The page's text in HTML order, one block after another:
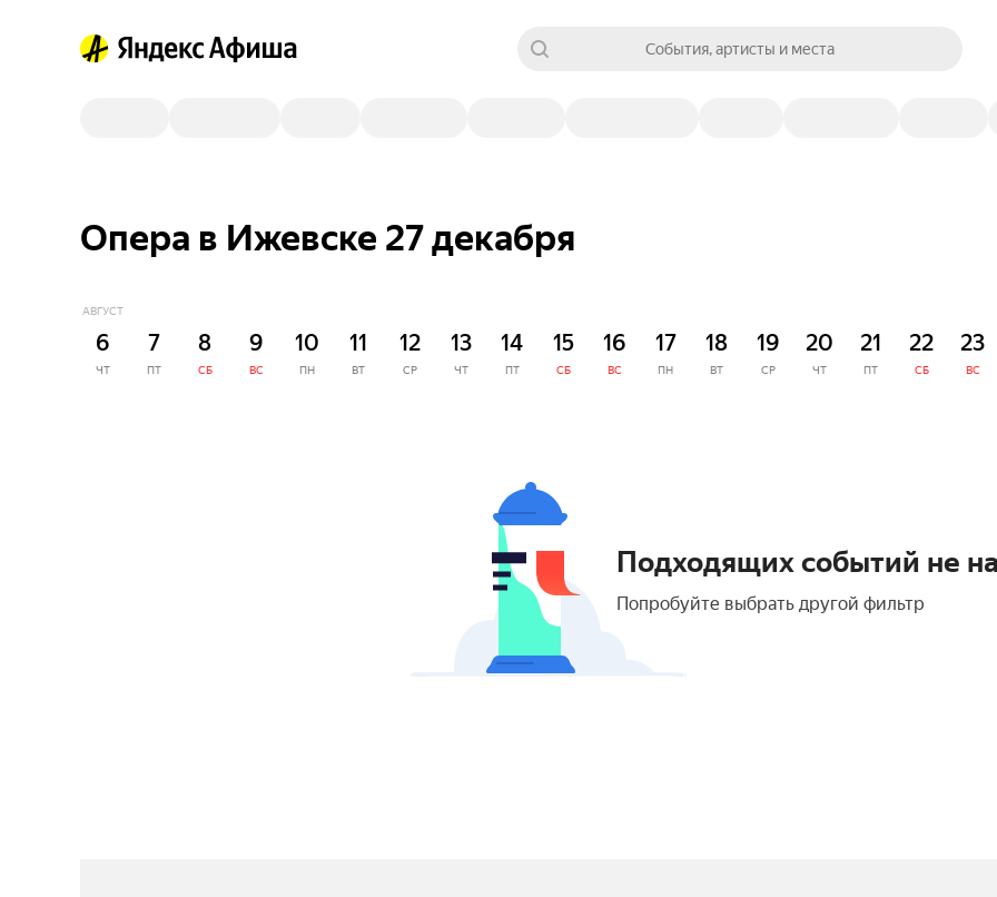
События, артисты и места
Опера в Ижевске 27 декабря
АВГУСТ
6
ЧТ
7
ПТ
8
СБ
9
ВС
10
ПН
11
ВТ
12
СР
13
ЧТ
14
ПТ
15
СБ
16
ВС
17
ПН
18
ВТ
19
СР
20
ЧТ
21
ПТ
22
СБ
23
ВС
Подходящих событий не
Попробуйте выбрать другой фильтр